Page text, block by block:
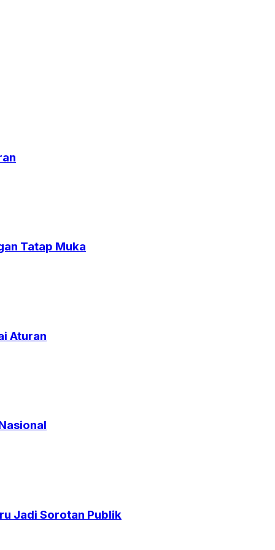
Tatap Muka
Aturan
Jadi Sorotan Publik